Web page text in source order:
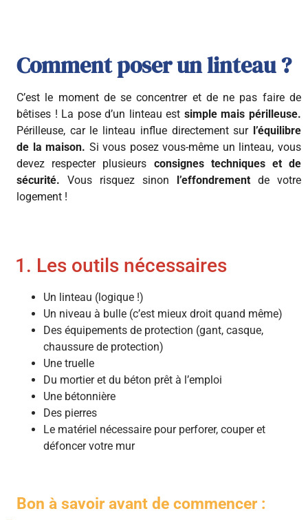
Comment poser un linteau ?
C’est le moment de se concentrer et de ne pas faire de
bêtises ! La pose d’un linteau est simple mais périlleuse.
Périlleuse, car le linteau influe directement sur l’équilibre
de la maison. Si vous posez vous-même un linteau, vous
devez respecter plusieurs consignes techniques et de
sécurité. Vous risquez sinon l’effondrement de votre
logement !
1. Les outils nécessaires
Un linteau (logique !)
Un niveau à bulle (c’est mieux droit quand même)
Des équipements de protection (gant, casque,
chaussure de protection)
Une truelle
Du mortier et du béton prêt à l’emploi
Une bétonnière
Des pierres
Le matériel nécessaire pour perforer, couper et
défoncer votre mur
Bon à savoir avant de commencer :